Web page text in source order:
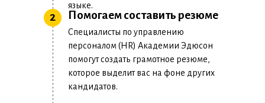
языке.
Специалисты по управлению
персоналом (HR) Академии Эдюсон
помогут создать грамотное резюме,
которое выделит вас на фоне других
кандидатов.
Помогаем составить резюме
2